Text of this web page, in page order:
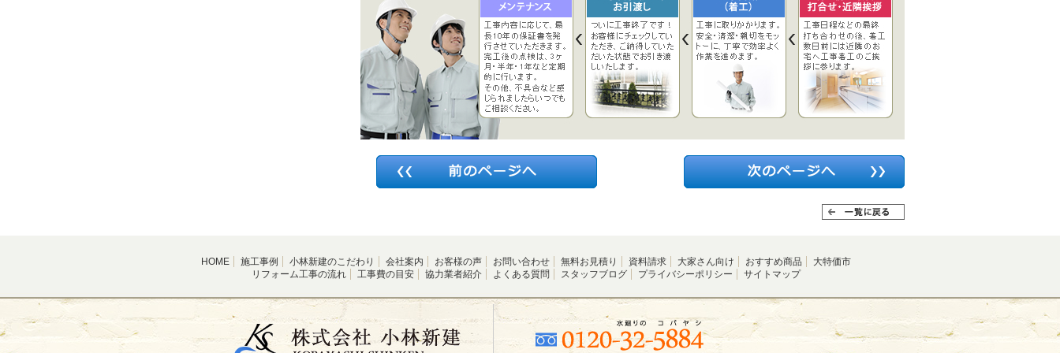
HOME 施工事例 小林新建のこだわり 会社案内 お客様の声 お問い合わせ 無料お見積り 資料請求 大家さん向け おすすめ商品
大特価市
リフォーム工事の流れ
工事費の目安 協力業者紹介 よくある質問 スタッフブログ プライバシーポリシー サイトマップ